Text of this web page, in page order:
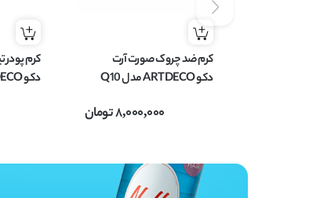
کرم ضد چروک صورت آرت
دکو ARTDECO مدل Q10
8,000,000تومان